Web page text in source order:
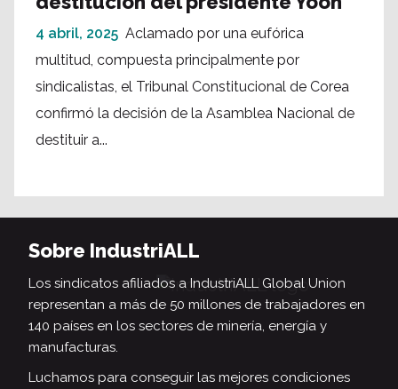
4 abril, 2025 Aclamado por una eufórica
multitud, compuesta principalmente por
sindicalistas, el Tribunal Constitucional de Corea
confirmó la decisión de la Asamblea Nacional de
destituir a...
Sobre IndustriALL
Los sindicatos afiliados a IndustriALL Global Union
representan a más de 50 millones de trabajadores en
140 países en los sectores de minería, energía y
manufacturas.
Luchamos para conseguir las mejores condiciones